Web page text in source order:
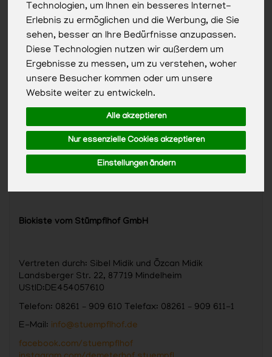
Technologien, um Ihnen ein besseres Internet-
Erlebnis zu ermöglichen und die Werbung, die Sie
sehen, besser an Ihre Bedürfnisse anzupassen.
Diese Technologien nutzen wir außerdem um
Ergebnisse zu messen, um zu verstehen, woher
unsere Besucher kommen oder um unsere
Website weiter zu entwickeln.
Alle akzeptieren
Nur essenzielle Cookies akzeptieren
Einstellungen ändern
Biokiste vom Stümpflhof GmbH
Vertreten durch: Sibel Midik und Özcan Midik
Landsberger Str. 22, 87719 Mindelheim
UStID:DE454057610
Telefon: 08261 – 909 610 Telefax: 08261 – 909 611-1
E-Mail: info@stuempflhof.de
facebook.com/stuempflhof